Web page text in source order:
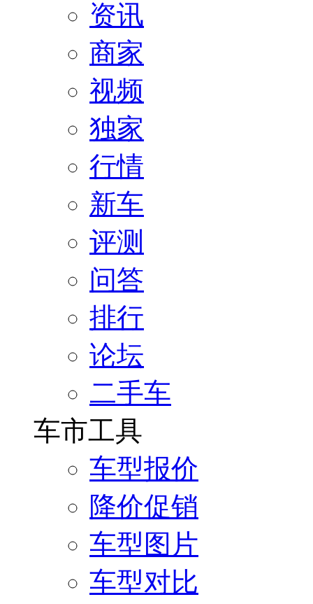
资讯
商家
视频
独家
行情
新车
评测
问答
排行
论坛
二手车
车市工具
车型报价
降价促销
车型图片
车型对比